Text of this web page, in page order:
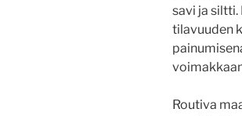
savi ja
tilavuuden
Routiva